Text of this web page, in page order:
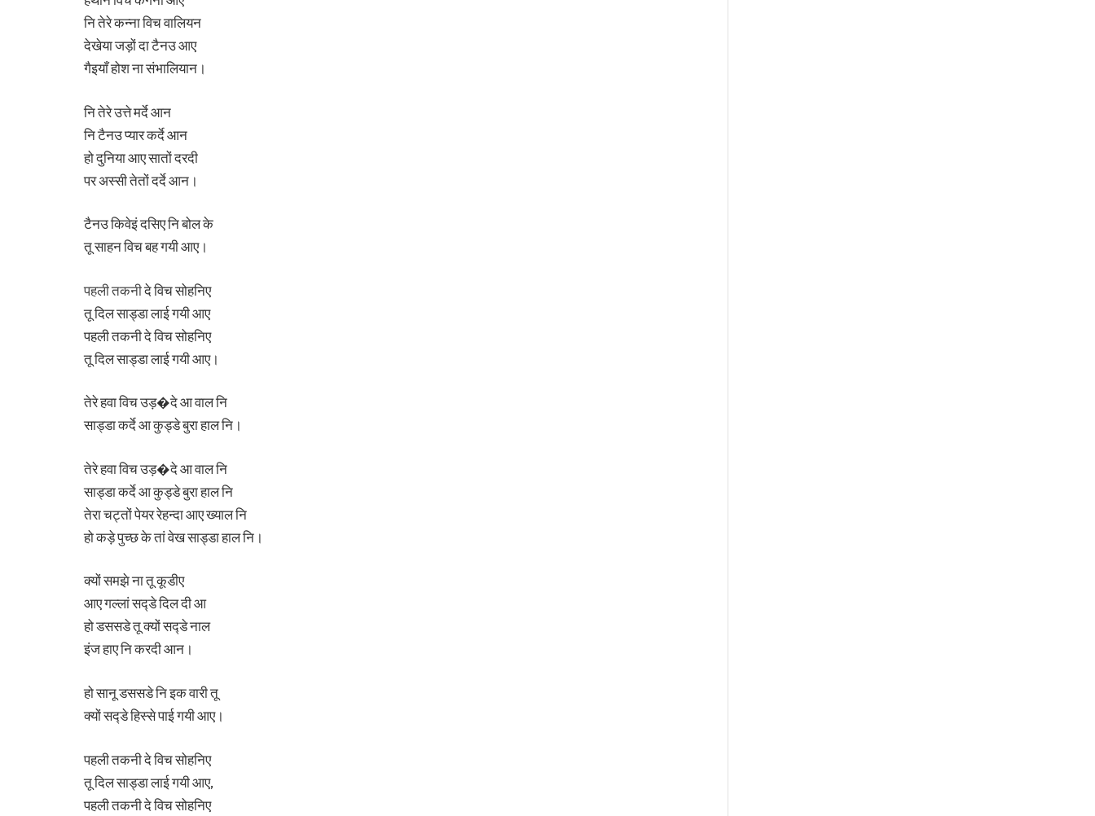
नि तेरे कन्ना विच वालियन
देखेया जड़ों दा टैनउ आए
गैइयाँ होश ना संभालियान।
नि तेरे उत्ते मर्दे आन
नि टैनउ प्यार कर्दे आन
हो दुनिया आए सातों दरदी
पर अस्सी तेतों दर्दे आन।
टैनउ किवेइं दसिए नि बोल के
तू साहन विच बह गयी आए।
पहली तकनीदे विच सोहनिए
तू दिल साड्डा लाई गयी आए
पहली तकनी दे विच सोहनिए
तू दिल साड्डा लाई गयी आए।
तेरे हवा विच उड़�दे आ वाल नि
साड्डा कर्दे आ कुड्डे बुरा हाल नि।
तेरे हवा विच उड़�दे आ वाल नि
साड्डा कर्दे आ कुड्डे बुरा हाल नि
तेरा चट्तों पेयर रेहन्दा आए ख्याल नि
हो कड़े पुच्छ के तां वेख साड्डा हाल नि।
क्यों समझे ना तू कूडीए
आए गल्लां सद्डे दिल दी आ
हो डससडे तू क्यों सद्डे नाल
इंज हाए नि करदी आन।
हो सानू डससडे नि इक वारी तू
क्यों सद्डे हिस्से पाई गयी आए।
पहली तकनी दे विच सोहनिए
तू दिल साड्डा लाई गयी आए,
पहली तकनी दे विच सोहनिए